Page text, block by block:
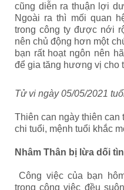
cũng diễn ra thuận lợi
Ngoài ra thì mối quan
trong công ty được nới
nên chủ động hơn một
bạn rất hoạt ngôn nên
để gia tăng hương vị cho
Tử vi ngày 05/05/2021
Thiên can ngày thiên can
chi tuổi, mệnh tuổi khắc
Nhâm Thân bị lừa dối
Công việc của bạn
trong công việc đều